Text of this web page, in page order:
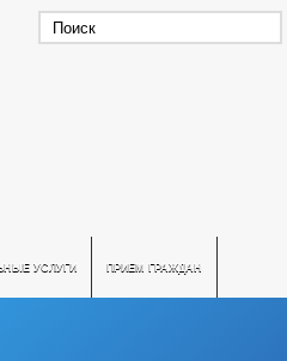
УСЛУГИ ПРИЕМ ГРАЖДАН